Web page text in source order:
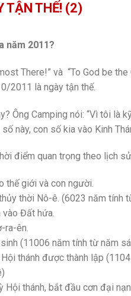
TẬN THẾ! (2)
năm 2011?
There!” và “To God be
2011 là ngày tận thế.
Ông Camping nói: “Vì tôi là
này, con số kia vào Kinh
điểm quan trọng theo lịch
thế giới và con người.
thời Nô-ê. (6023 năm tính
vào Đất hứa.
ra-ên.
(11006 năm tính từ năm
Hội thánh được thành lập
Hội thánh, bắt đầu cơn đại